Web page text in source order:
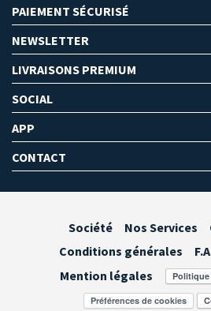
PAIEMENT SÉCURISÉ
NEWSLETTER
LIVRAISONS PREMIUM
SOCIAL
APP
CONTACT
Société Nos Services
Conditions générales
Mention légales
Préférences de cookies